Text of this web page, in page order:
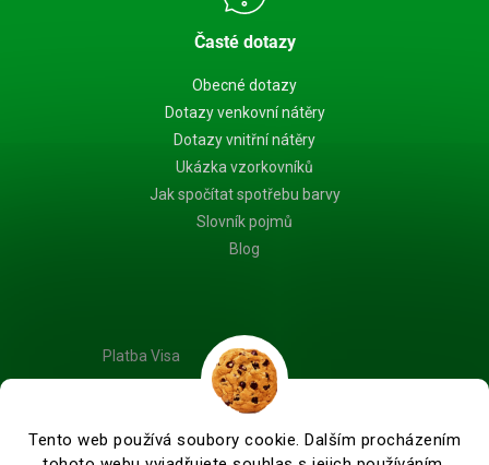
Tento web používá soubory cookie. Dalším procházením
Časté dotazy
Obecné dotazy
Dotazy venkovní nátěry
Dotazy vnitřní nátěry
Ukázka vzorkovníků
Jak spočítat spotřebu barvy
Slovník pojmů
Blog
Platba Visa